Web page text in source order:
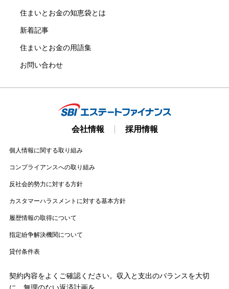
住まいとお金の知恵袋とは
新着記事
住まいとお金の用語集
お問い合わせ
会社情報 採用情報
個人情報に関する取り組み
コンプライアンスへの取り組み
反社会的勢力に対する方針
カスタマーハラスメントに対する基本方針
履歴情報の取得について
指定紛争解決機関について
貸付条件表
契約内容をよくご確認ください。収入と支出のバランスを大切
に。無理のない返済計画を。